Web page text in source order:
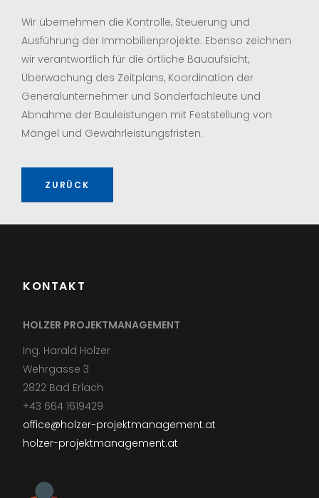
Wir übernehmen die Kontrolle, Steuerung und
Ausführung der Immobilienprojekte. Ebenso zeichnen
wir verantwortlich für die örtliche Bauaufsicht,
Überwachung des Zeitplans, Koordination der
Generalunternehmer und Sonderfachleute und
Abnahme der Bauleistungen mit Feststellung von
Mängel und Gewährleistungsfristen.
ZURÜCK
KONTAKT
HOLZER PROJEKTMANAGEMENT
Ing. Harald Holzer
Wehrgasse 3
2822 Bad Erlach
+43 664 1619429
office@holzer-projektmanagement.at
holzer-projektmanagement.at